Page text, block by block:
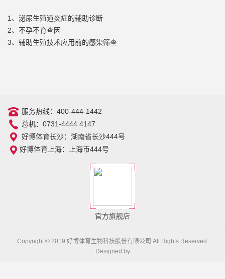
1、泌尿生殖道炎症的辅助诊断
2、不孕不育查因
3、辅助生殖技术应用前的感染筛查
服务热线：400-444-1442
总机：0731-4444 4147
好博体育长沙：湖南省长沙444号
好博体育上海：上海市444号
官方旗舰店
Copyright © 2019 好博体育生物科技股份有限公司 All Rights Reserved.
Designed by